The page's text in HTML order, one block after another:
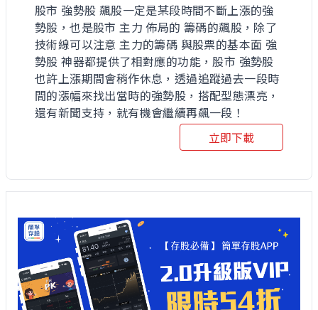
股市 強勢股 飆股一定是某段時間不斷上漲的強
勢股，也是股市 主力 佈局的 籌碼的飆股，除了
技術線可以注意 主力的籌碼 與股票的基本面 強
勢股 神器都提供了相對應的功能，股市 強勢股
也許上漲期間會稍作休息，透過追蹤過去一段時
間的漲幅來找出當時的強勢股，搭配型態漂亮，
還有新聞支持，就有機會繼續再飆一段！
立即下載